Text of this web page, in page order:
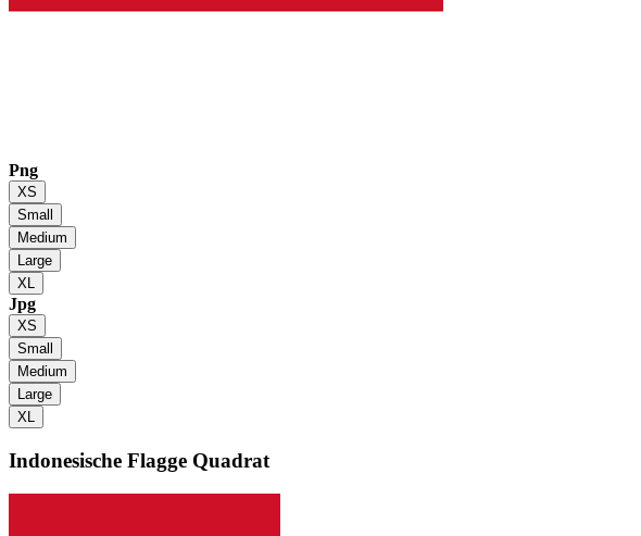
Png
XS
Small
Medium
Large
XL
Jpg
XS
Small
Medium
Large
XL
Indonesische Flagge Quadrat